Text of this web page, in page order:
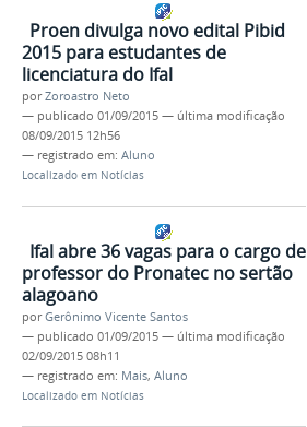
Proen divulga novo edital Pibid
2015 para estudantes de
licenciatura do Ifal
porZoroastro Neto
— publicado 01/09/2015 — última modificação
08/09/2015 12h56
— registrado em: Aluno
Localizado em Notícias
Ifal abre 36 vagas para o cargo de
professor do Pronatec no sertão
alagoano
porGerônimo Vicente Santos
— publicado 01/09/2015 — última modificação
02/09/2015 08h11
— registrado em: Mais, Aluno
Localizado em Notícias